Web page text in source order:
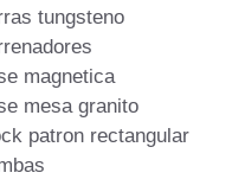
tungsteno
magnetica
mesa granito
patron rectangular